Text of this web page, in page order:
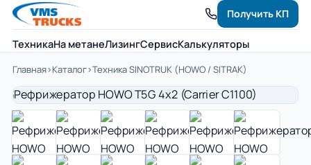
ТехникаНа метанеЛизингСервисКалькуляторы
Получить КП
Главная›Каталог›Техника SINOTRUK (HOWO / SITRAK)